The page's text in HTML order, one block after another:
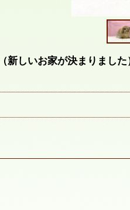
しいお家が決まりました